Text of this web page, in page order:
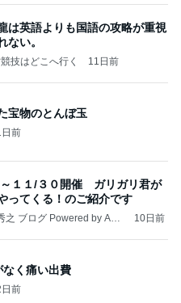
は英語よりも国語の攻略が重視
ない。
技はどこへ行く 11日前
宝物のとんぼ玉
日前
～１１/３０開催 ガリガリ君が
ってくる！のご紹介です
ブログ Powered by Ame
10日前
く痛い出費
前